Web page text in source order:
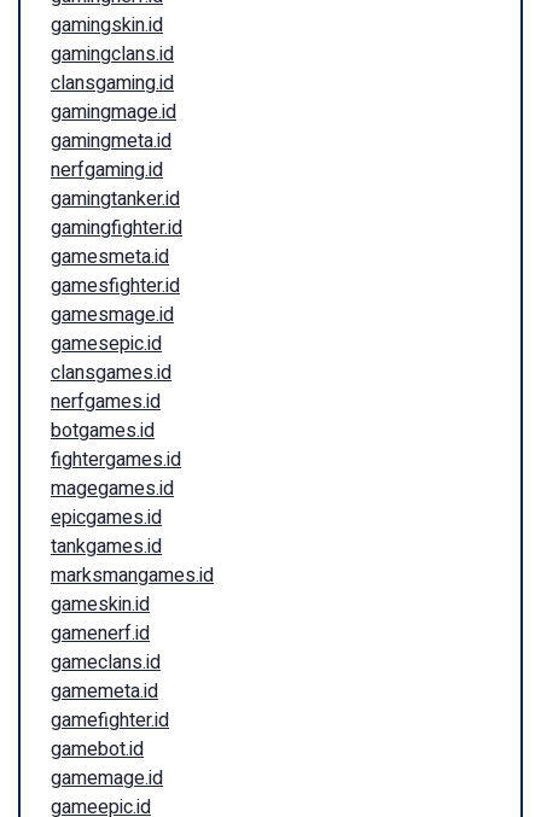
gamingskin.id
gamingclans.id
clansgaming.id
gamingmage.id
gamingmeta.id
nerfgaming.id
gamingtanker.id
gamingfighter.id
gamesmeta.id
gamesfighter.id
gamesmage.id
gamesepic.id
clansgames.id
nerfgames.id
botgames.id
fightergames.id
magegames.id
epicgames.id
tankgames.id
marksmangames.id
gameskin.id
gamenerf.id
gameclans.id
gamemeta.id
gamefighter.id
gamebot.id
gamemage.id
gameepic.id